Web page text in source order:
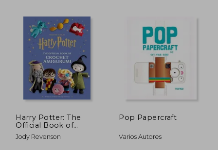
55%
dcto.
$ 116.612
$ 52.475
55%
dcto.
Harry Potter: The
Official Book of
Crochet Amigurumi
(en Inglés)
Jody Revenson
Pop Papercraft
Varios Autores